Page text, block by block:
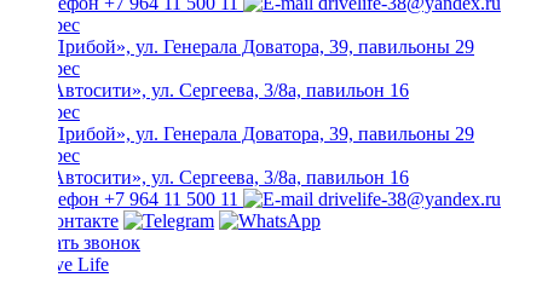
ТЦ «Прибой», ул. Генерала Доватора, 39, павильоны 29
ТЦ «Автосити», ул. Сергеева, 3/8а, павильон 16
ТЦ «Прибой», ул. Генерала Доватора, 39, павильоны 29
ТЦ «Автосити», ул. Сергеева, 3/8а, павильон 16
+7 964 11 500 11
drivelife-38@yandex.ru
Заказать звонок